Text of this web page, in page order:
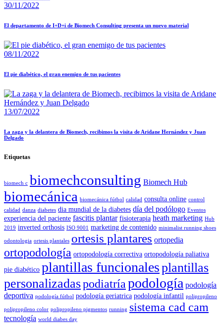
30/11/2022
El departamento de I+D+i de Biomech Consulting presenta un nuevo material
08/11/2022
El pie diabético, el gran enemigo de tus pacientes
13/07/2022
La zaga y la delantera de Biomech, recibimos la visita de Aridane Hernández y Juan
Delgado
Etiquetas
biomech c biomechconsulting Biomech Hub
biomecánica biomecánica fútbol calidad consulta online control
calidad danza diabetes dia mundial de la diabetes día del podólogo Eventos
experiencia del paciente fascitis plantar fisioterapia heath marketing Hub
2019 inverted orthosis ISO 9001 marketing de contenido minimalist running shoes
odontologia ortesis plantales ortesis plantares ortopedia
ortopodología ortopodología correctiva ortopodología paliativa
pie diabético plantillas funcionalesplantillas
personalizadaspodiatría podología podología
deportiva podología fútbol podología geriatrica podología infantil polipropileno
polipropileno color polipropileno pigmentos running sistema cad cam
tecnología world diabes day